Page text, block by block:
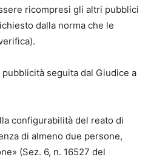
ricompresi gli altri pubblici
dalla norma che le
seguita dal Giudice a
configurabilità del reato di
di almeno due persone,
(Sez. 6, n. 16527 del